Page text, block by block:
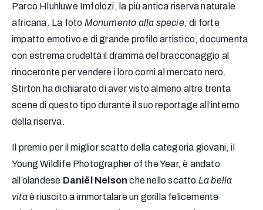
Parco Hluhluwe Imfolozi, la più antica riserva naturale
africana. La foto Monumento alla specie, di forte
impatto emotivo e di grande profilo artistico, documenta
con estrema crudeltà il dramma del bracconaggio al
rinoceronte per vendere i loro corni al mercato nero.
Stirton ha dichiarato di aver visto almeno altre trenta
scene di questo tipo durante il suo reportage all’interno
della riserva.
Il premio per il miglior scatto della categoria giovani, il
Young Wildlife Photographer of the Year, è andato
all’olandese Daniël Nelson che nello scatto La bella
vitaè riuscito a immortalare un gorilla felicemente